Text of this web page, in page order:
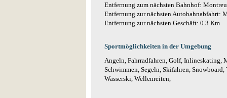
Entfernung zum nächsten Bahnhof:
Entfernung zur nächsten Autobahnabfahrt:
Entfernung zur nächsten Geschäft: 0.3 Km
Sportmöglichkeiten in der Umgebung
Angeln, Fahrradfahren, Golf,
Schwimmen, Segeln, Skifahren,
Wasserski, Wellenreiten,